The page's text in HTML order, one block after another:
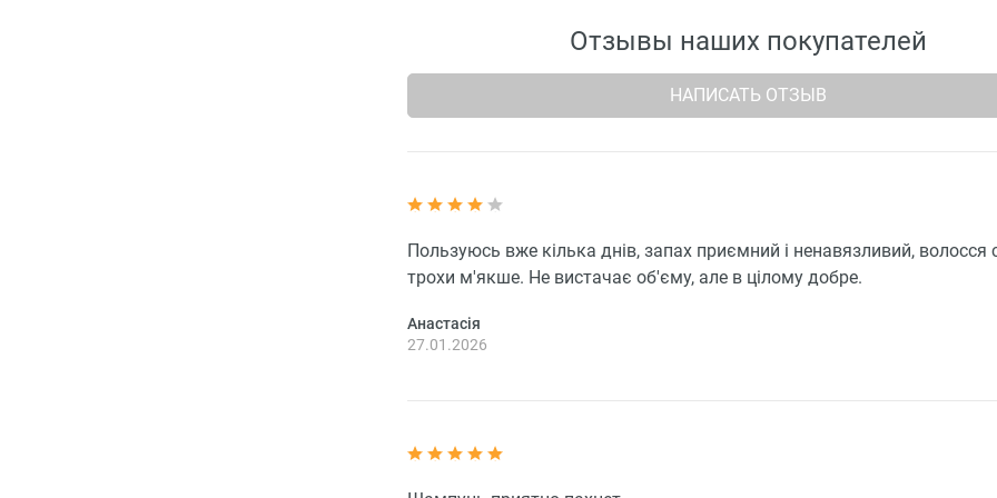
Отзывы наших покупателей
НАПИСАТЬ ОТЗЫВ
Пользуюсь вже кілька днів, запах приємний і ненавязливий, волосся
трохи м'якше. Не вистачає об'єму, але в цілому добре.
Анастасія
27.01.2026